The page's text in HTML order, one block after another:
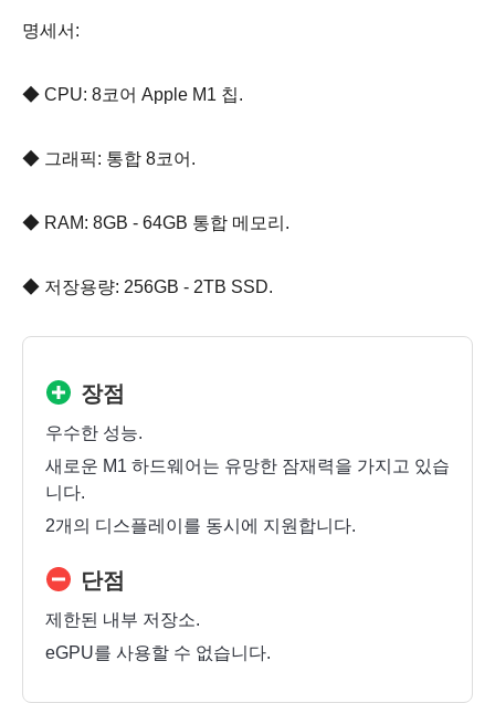
명세서:
◆ CPU: 8코어 Apple M1 칩.
◆ 그래픽: 통합 8코어.
◆ RAM: 8GB - 64GB 통합 메모리.
◆ 저장용량: 256GB - 2TB SSD.
장점
우수한 성능.
새로운 M1 하드웨어는 유망한 잠재력을 가지고 있습
니다.
2개의 디스플레이를 동시에 지원합니다.
단점
제한된 내부 저장소.
eGPU를 사용할 수 없습니다.